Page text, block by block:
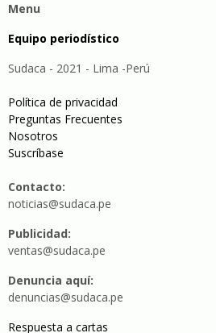
Menu
Equipo periodístico
Sudaca - 2021 - Lima -Perú
Política de privacidad
Preguntas Frecuentes
Nosotros
Suscríbase
Contacto:
noticias@sudaca.pe
Publicidad:
ventas@sudaca.pe
Denuncia aquí:
denuncias@sudaca.pe
Respuesta a cartas